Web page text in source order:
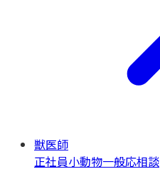
獣医師
正社員小動物一般応相談